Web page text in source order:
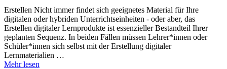
Erstellen Nicht immer findet sich geeignetes Material für Ihre
digitalen oder hybriden Unterrichtseinheiten - oder aber, das
Erstellen digitaler Lernprodukte ist essenzieller Bestandteil Ihrer
geplanten Sequenz. In beiden Fällen müssen Lehrer*innen oder
Schüler*innen sich selbst mit der Erstellung digitaler
Lernmaterialien …
Mehr lesen